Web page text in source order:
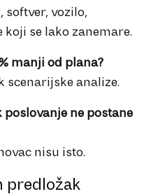
softver, vozilo,
se lako zanemare.
manji od plana?
scenarijske analize.
poslovanje ne postane
nisu isto.
predložak